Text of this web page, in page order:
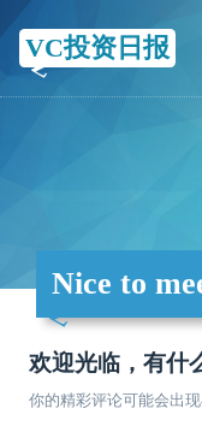
VC投资日报
Nice to
欢迎光临，有什
你的精彩评论可能会出现